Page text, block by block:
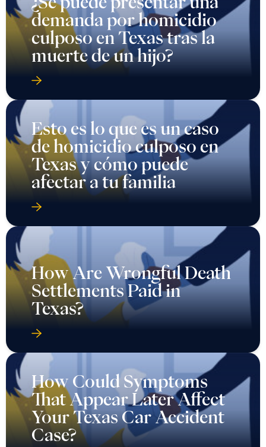
demanda por homicidio
culposo en Texas tras la
muerte de un hijo?
Esto es lo que es un caso
de homicidio culposo en
Texas y cómo puede
afectar a tu familia
How Are Wrongful Death
Settlements Paid in
Texas?
How Could Symptoms
That Appear Later Affect
Your Texas Car Accident
Case?